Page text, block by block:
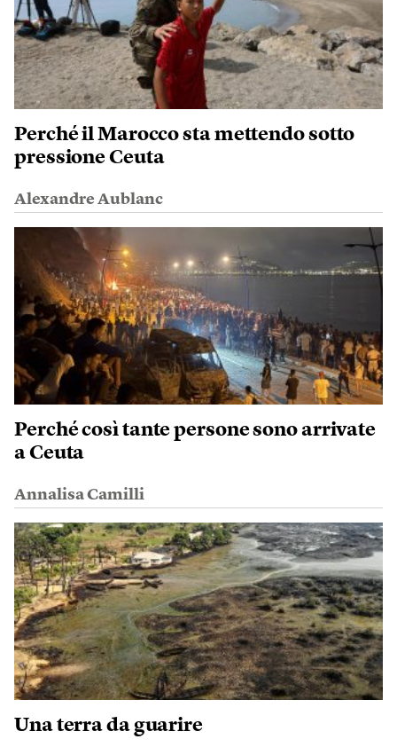
Perché il Marocco sta mettendo sotto
pressione Ceuta
Alexandre Aublanc
Perché così tante persone sono arrivate
a Ceuta
Annalisa Camilli
Una terra da guarire